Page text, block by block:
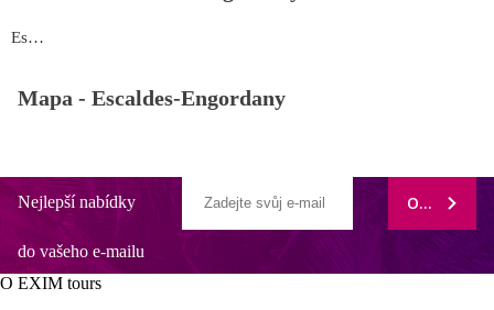
Escaldes-Engordany
Mapa - Escaldes-Engordany
Nejlepší nabídky
do vašeho e-mailu
ODEBÍRAT
O EXIM tours